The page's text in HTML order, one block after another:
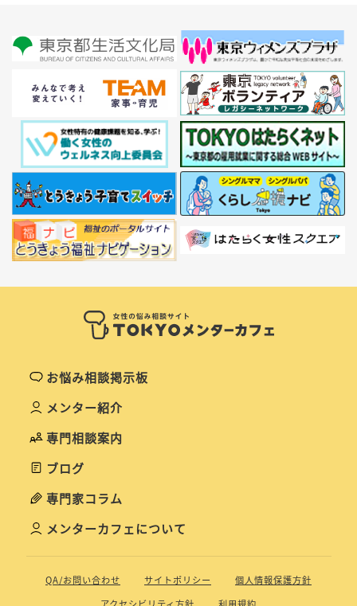
お悩み相談掲示板
メンター紹介
専門相談案内
ブログ
専門家コラム
メンターカフェについて
QA/お問い合わせ サイトポリシー
個人情報保護方針